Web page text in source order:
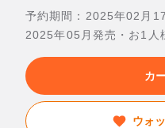
予約期間：2025年02月
2025年05月発売・お1人
カ
ウォ